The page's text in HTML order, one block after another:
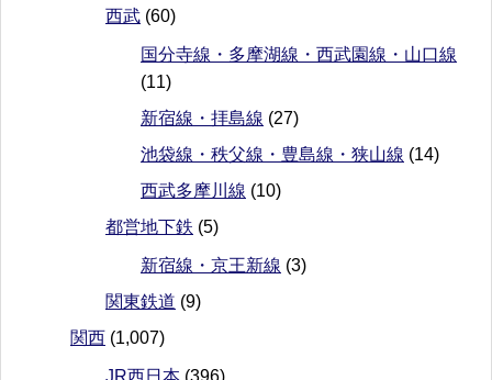
西武 (60)
国分寺線・多摩湖線・西武園線・山口線
(11)
新宿線・拝島線 (27)
池袋線・秩父線・豊島線・狭山線 (14)
西武多摩川線 (10)
都営地下鉄 (5)
新宿線・京王新線 (3)
関東鉄道 (9)
関西 (1,007)